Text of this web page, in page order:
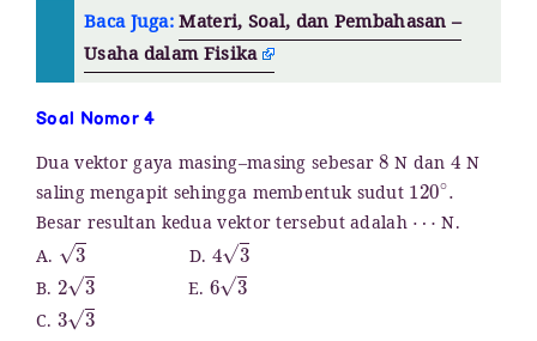
Baca Juga:Materi, Soal, dan Pembahasan –
Usaha dalam Fisika
Soal Nomor 4
Dua vektor gaya masing–masing sebesar8 N dan 4 N
saling mengapit sehingga membentuk sudut 120∘.
Besar resultan kedua vektor tersebut adalah⋯ N.
A.
D. 4 3
B. 2 3 E. 63
C. 33